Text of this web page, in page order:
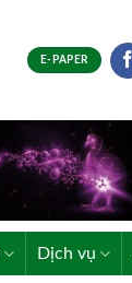
E-PAPER
Dịch vụ